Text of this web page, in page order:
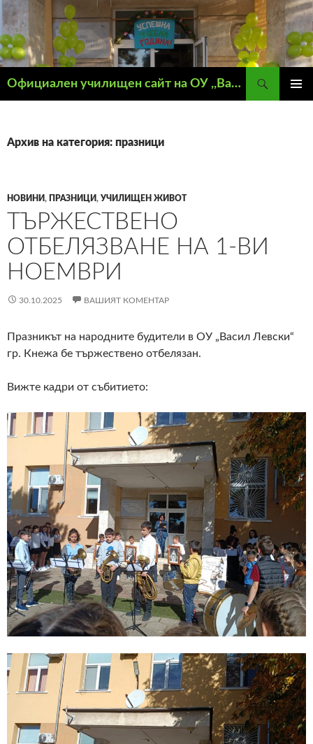
Официален училищен сайт на ОУ ,,Васил Левски" – гр. Кнежа
Архив на категория: празници
НОВИНИ, ПРАЗНИЦИ, УЧИЛИЩЕН ЖИВОТ
ТЪРЖЕСТВЕНО
ОТБЕЛЯЗВАНЕ НА 1-ВИ
НОЕМВРИ
30.10.2025 ВАШИЯТ КОМЕНТАР
Празникът на народните будители в ОУ „Васил Левски“
гр. Кнежа бе тържествено отбелязан.
Вижте кадри от събитието: